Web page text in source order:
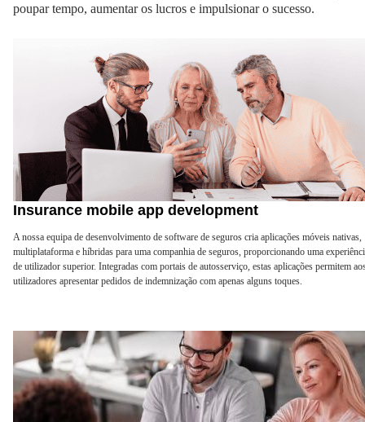
poupar tempo, aumentar os lucros e impulsionar o sucesso.
Insurance mobile app development
A nossa equipa de desenvolvimento de software de seguros cria aplicações móveis nativas,
multiplataforma e híbridas para uma companhia de seguros, proporcionando uma
de utilizador superior. Integradas com portais de autosserviço, estas aplicações permitem
utilizadores apresentar pedidos de indemnização com apenas alguns toques.